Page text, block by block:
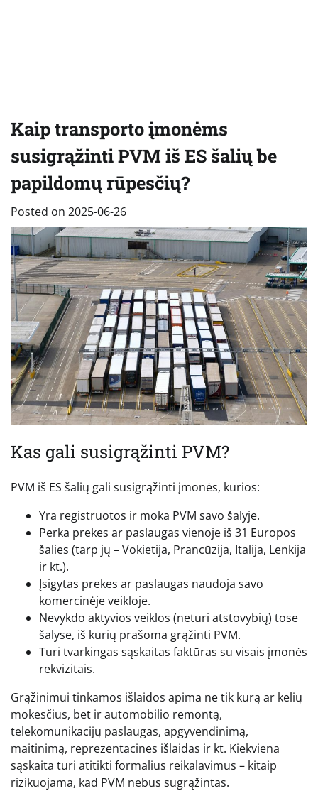
Kaip transporto įmonėms
susigrąžinti PVM iš ES šalių be
papildomų rūpesčių?
Posted on 2025-06-26
Kas gali susigrąžinti PVM?
PVM iš ES šalių gali susigrąžinti įmonės, kurios:
Yra registruotos ir moka PVM savo šalyje.
Perka prekes ar paslaugas vienoje iš 31 Europos
šalies (tarp jų – Vokietija, Prancūzija, Italija, Lenkija
ir kt.).
Įsigytas prekes ar paslaugas naudoja savo
komercinėje veikloje.
Nevykdo aktyvios veiklos (neturi atstovybių) tose
šalyse, iš kurių prašoma grąžinti PVM.
Turi tvarkingas sąskaitas faktūras su visais įmonės
rekvizitais.
Grąžinimui tinkamos išlaidos apima ne tik kurą ar kelių
mokesčius, bet ir automobilio remontą,
telekomunikacijų paslaugas, apgyvendinimą,
maitinimą, reprezentacines išlaidas ir kt. Kiekviena
sąskaita turi atitikti formalius reikalavimus – kitaip
rizikuojama, kad PVM nebus sugrąžintas.